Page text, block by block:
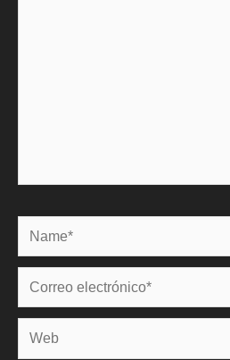
Name*
Correo
electrónico*
Web